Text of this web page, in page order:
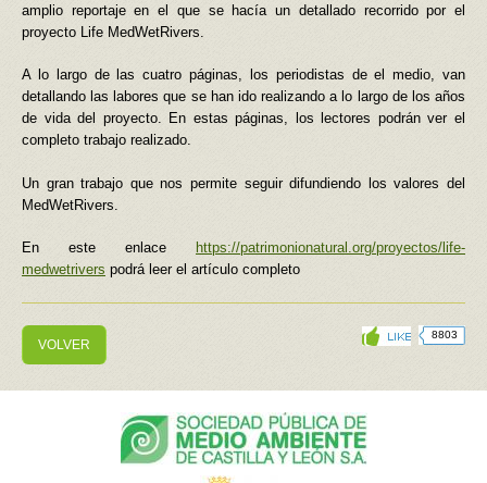
amplio reportaje en el que se hacía un detallado recorrido por el
proyecto Life MedWetRivers.
A lo largo de las cuatro páginas, los periodistas de el medio, van
detallando las labores que se han ido realizando a lo largo de los años
de vida del proyecto. En estas páginas, los lectores podrán ver el
completo trabajo realizado.
Un gran trabajo que nos permite seguir difundiendo los valores del
MedWetRivers.
En este enlace
https://patrimonionatural.org/proyectos/life-
medwetrivers podrá leer el artículo completo
VOLVER
8803